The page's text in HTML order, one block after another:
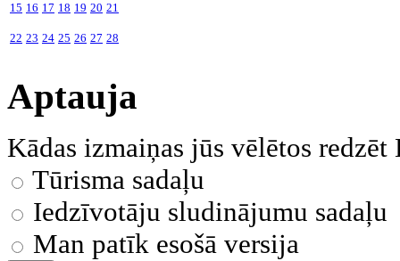
15 16 17 18 19 20 21
22 23 24 25 26 27 28
Aptauja
Kādas izmaiņas jūs vēlētos
Tūrisma sadaļu
Iedzīvotāju sludinājumu sadaļu
Man patīk esošā versija